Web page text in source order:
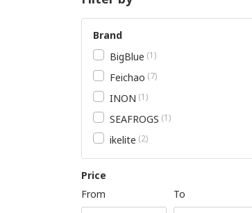
Brand
BigBlue 1
Feichao 7
INON 1
SEAFROGS 1
ikelite 2
Price
From
To